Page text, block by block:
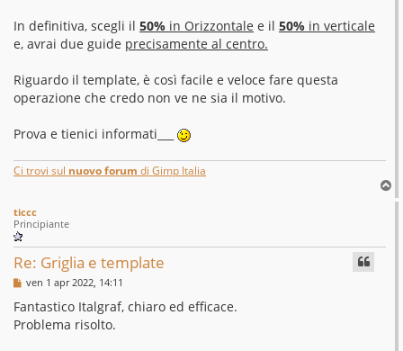
In definitiva, scegli il 50% in Orizzontale e il 50% in verticale
e, avrai due guide precisamente al centro.
Riguardo il template, è così facile e veloce fare questa
operazione che credo non ve ne sia il motivo.
Prova e tienici informati___
Ci trovi sul nuovo forum di Gimp Italia
o
ticcc
Principiante
Re: Griglia e template
M
s
s
a
ven 1 apr 2022, 14:11
Fantastico Italgraf, chiaro ed efficace.
Problema risolto.